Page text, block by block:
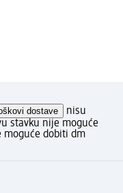
dostave
nisu
stavku nije moguće
moguće dobiti dm